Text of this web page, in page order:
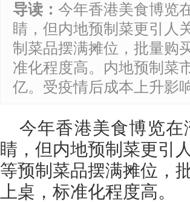
导读： 今年香港美食博览
睛，但内地预制菜更引人
制菜品摆满摊位，批量购
准化程度高。内地预制菜
亿。受疫情后成本上升影
今年香港美食博览
睛，但内地预制菜更引
等预制菜品摆满摊位，
上桌，标准化程度高。